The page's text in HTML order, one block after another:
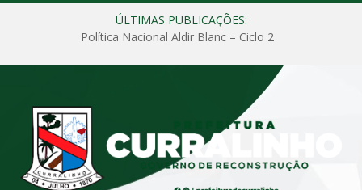
ÚLTIMAS PUBLICAÇÕES:
Política Nacional Aldir Blanc – Ciclo 2